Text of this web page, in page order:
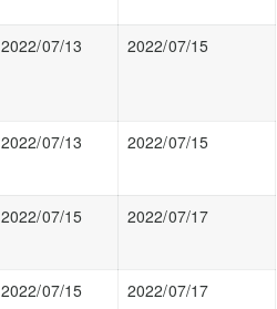
2022/07/13 2022/07/15
2022/07/13 2022/07/15
2022/07/15 2022/07/17
2022/07/15 2022/07/17